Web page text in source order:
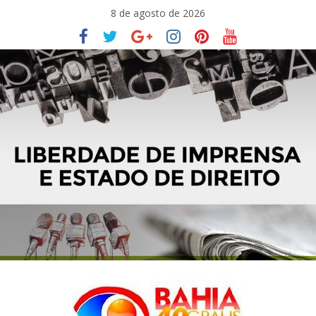
conteúdo
8 de agosto de 2026